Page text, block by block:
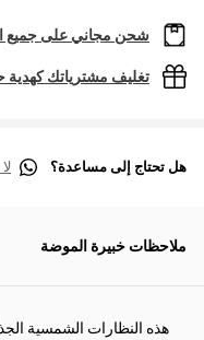
شحن مجاني على جميع
تغليف مشترياتك
هل تحتاج إلى مساعدة؟
ملاحظات خبيرة الموضة
هذه النظارات الشمسية